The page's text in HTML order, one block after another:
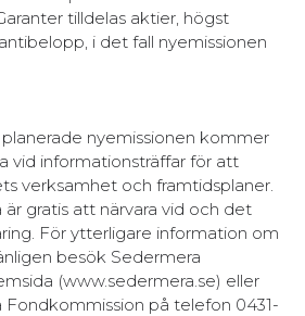
tilldelas aktier, högst
i det fall nyemissionen
nyemissionen kommer
vid informationsträffar för att
verksamhet och framtidsplaner.
gratis att närvara vid och det
För ytterligare information om
besök Sedermera
(www.sedermera.se) eller
på telefon 0431-